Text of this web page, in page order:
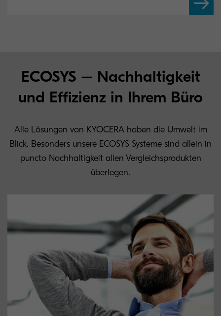
ECOSYS – Nachhaltigkeit
und Effizienz in Ihrem Büro
Alle Lösungen von KYOCERA haben die Umwelt im
Blick. Besonders unsere ECOSYS Systeme sind allein in
puncto Nachhaltigkeit allen Vergleichsprodukten
überlegen.